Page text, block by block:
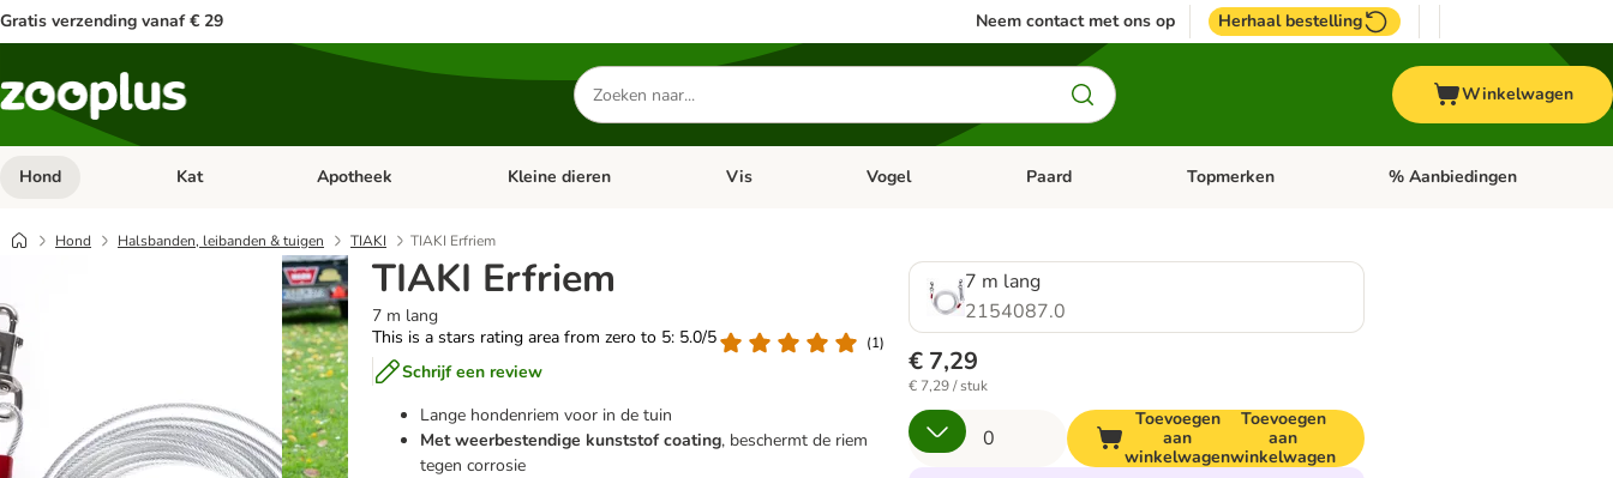
Gratis verzending vanaf € 29 Neem contact met ons op Herhaal bestelling
Zoeken
naar
producten
Winkelwagen
Hond Open categorie menu: Hond
Kat Open categorie menu: Kat
Apotheek Open categorie menu: Apotheek
Kleine dieren Open categorie menu: Kleine dieren
Vis Open categorie menu: Vis
Vogel Open categorie menu: Vogel
Paard Open categorie menu: Paard
Topmerken Open categorie menu:
% Aanbiedingen
Hond Halsbanden, leibanden & tuigen TIAKI TIAKI Erfriem
TIAKI Erfriem
7 m lang
This is a stars rating area from zero to 5: 5.0/5
(1)
Schrijf een review
Lange hondenriem voor in de tuin
Met weerbestendige kunststof coating, beschermt de riem
tegen corrosie
7 m lang
2154087.0
€ 7,29
€ 7,29 / stuk
Toevoegen
aan
winkelwagen
Toevoegen
aan
winkelwagen